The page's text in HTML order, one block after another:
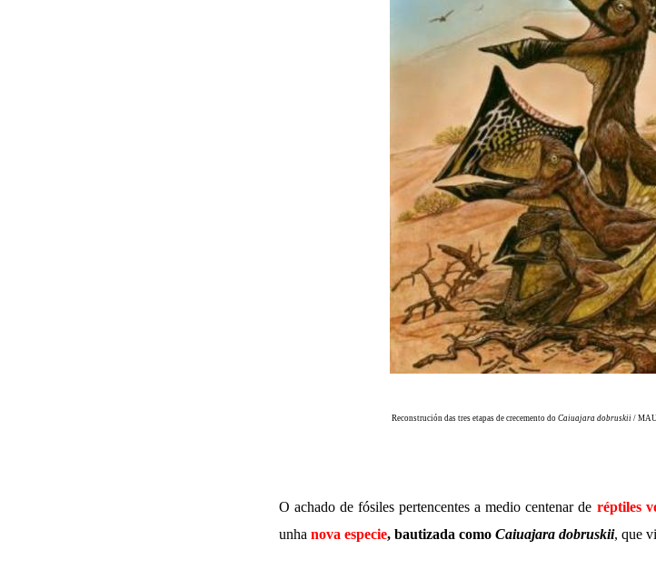
Reconstrución das tres etapas de crecemento do Caiuajara dobruskii /
O achado de fósiles pertencentes a medio centenar de réptiles
unha nova especie, bautizada como Caiuajara dobruskii, que